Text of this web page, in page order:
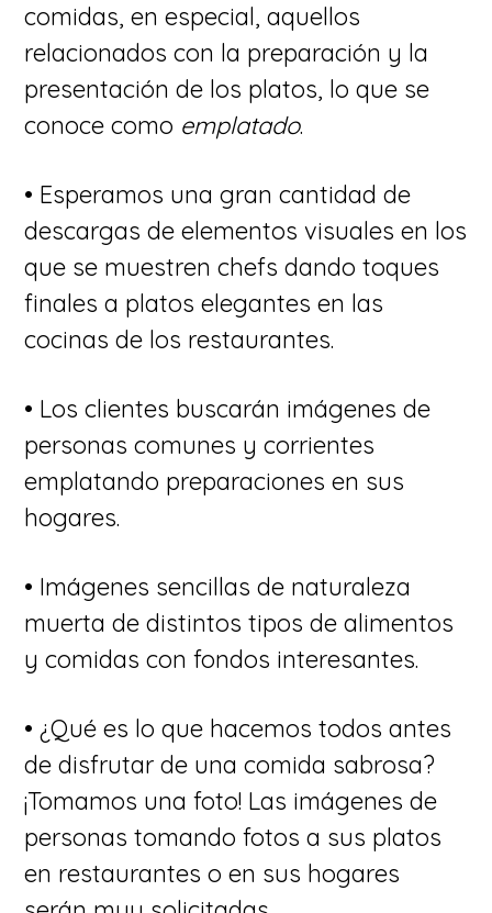
comidas, en especial, aquellos
relacionados con la preparación y la
presentación de los platos, lo que se
conoce como emplatado.
• Esperamos una gran cantidad de
descargas de elementos visuales en los
que se muestren chefs dando toques
finales a platos elegantes en las
cocinas de los restaurantes.
• Los clientes buscarán imágenes de
personas comunes y corrientes
emplatando preparaciones en sus
hogares.
• Imágenes sencillas de naturaleza
muerta de distintos tipos de alimentos
y comidas con fondos interesantes.
• ¿Qué es lo que hacemos todos antes
de disfrutar de una comida sabrosa?
¡Tomamos una foto! Las imágenes de
personas tomando fotos a sus platos
en restaurantes o en sus hogares